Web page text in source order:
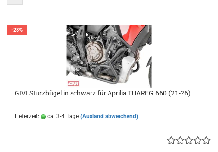
-28%
GIVI Sturzbügel in schwarz für Aprilia TUAREG 660 (21-26)
Lieferzeit: ca. 3-4 Tage (Ausland abweichend)